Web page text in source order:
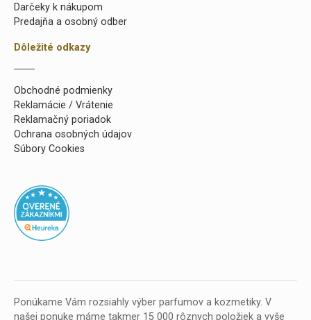
Darčeky k nákupom
Predajňa a osobný odber
Dôležité odkazy
Obchodné podmienky
Reklamácie / Vrátenie
Reklamačný poriadok
Ochrana osobných údajov
Súbory Cookies
Ponúkame Vám rozsiahly výber parfumov a kozmetiky. V
našej ponuke máme takmer 15 000 rôznych položiek a vyše